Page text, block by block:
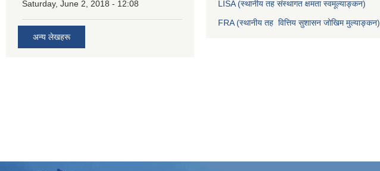
Saturday, June 2, 2018 - 12:08
अन्य लेखहरू
LISA (स्थानीय तह संस्थागत क्षमता स्वमूल्याङ्कन)
FRA (स्थानीय तह वित्तिय सुशासन जोखिम मुल्याङ्कन)